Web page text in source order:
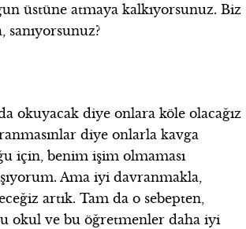
üstüne atmaya kalkıyorsunuz. Biz
sanıyorsunuz?
okuyacak diye onlara köle olacağız
diye onlarla kavga
için, benim işim olmaması
Ama iyi davranmakla,
artık. Tam da o sebepten,
okul ve bu öğretmenler daha iyi